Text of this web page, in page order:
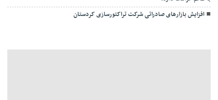
افزایش بازارهای صادراتی شرکت تراکتورسازی کردستان